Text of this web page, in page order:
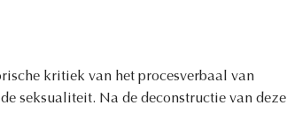
kritiek van het procesverbaal van
seksualiteit. Na de deconstructie van deze